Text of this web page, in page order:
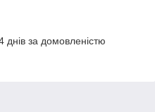
за домовленістю